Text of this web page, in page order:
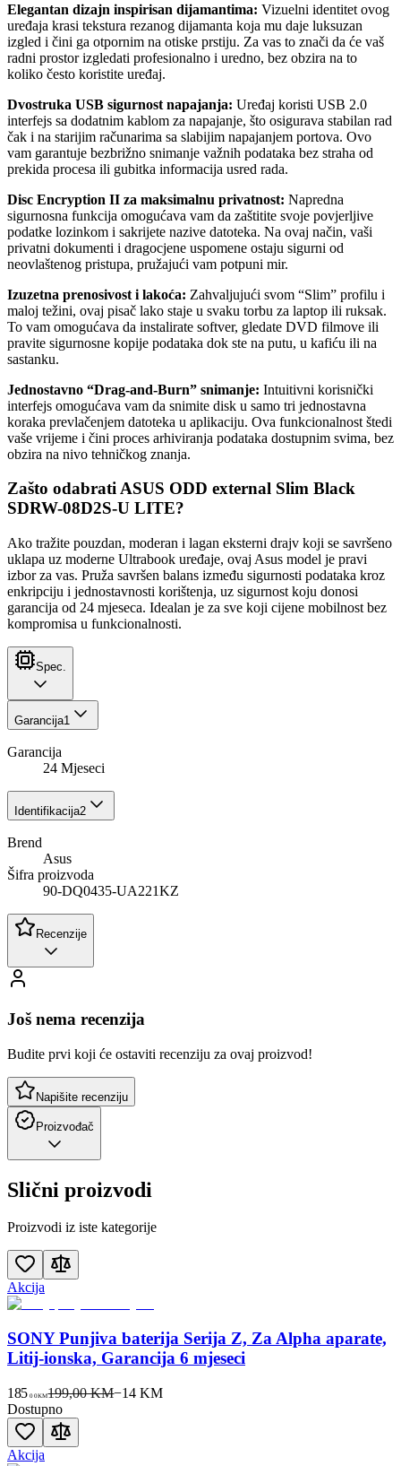
Elegantan dizajn inspirisan dijamantima: Vizuelni identitet ovog
uređaja krasi tekstura rezanog dijamanta koja mu daje luksuzan
izgled i čini ga otpornim na otiske prstiju. Za vas to znači da će vaš
radni prostor izgledati profesionalno i uredno, bez obzira na to
koliko često koristite uređaj.
Dvostruka USB sigurnost napajanja: Uređaj koristi USB 2.0
interfejs sa dodatnim kablom za napajanje, što osigurava stabilan rad
čak i na starijim računarima sa slabijim napajanjem portova. Ovo
vam garantuje bezbrižno snimanje važnih podataka bez straha od
prekida procesa ili gubitka informacija usred rada.
Disc Encryption II za maksimalnu privatnost: Napredna
sigurnosna funkcija omogućava vam da zaštitite svoje povjerljive
podatke lozinkom i sakrijete nazive datoteka. Na ovaj način, vaši
privatni dokumenti i dragocjene uspomene ostaju sigurni od
neovlaštenog pristupa, pružajući vam potpuni mir.
Izuzetna prenosivost i lakoća: Zahvaljujući svom “Slim” profilu i
maloj težini, ovaj pisač lako staje u svaku torbu za laptop ili ruksak.
To vam omogućava da instalirate softver, gledate DVD filmove ili
pravite sigurnosne kopije podataka dok ste na putu, u kafiću ili na
sastanku.
Jednostavno “Drag-and-Burn” snimanje: Intuitivni korisnički
interfejs omogućava vam da snimite disk u samo tri jednostavna
koraka prevlačenjem datoteka u aplikaciju. Ova funkcionalnost štedi
vaše vrijeme i čini proces arhiviranja podataka dostupnim svima, bez
obzira na nivo tehničkog znanja.
Zašto odabrati ASUS ODD external Slim Black
SDRW-08D2S-U LITE?
Ako tražite pouzdan, moderan i lagan eksterni drajv koji se savršeno
uklapa uz moderne Ultrabook uređaje, ovaj Asus model je pravi
izbor za vas. Pruža savršen balans između sigurnosti podataka kroz
enkripciju i jednostavnosti korištenja, uz sigurnost koju donosi
garancija od 24 mjeseca. Idealan je za sve koji cijene mobilnost bez
kompromisa u funkcionalnosti.
Spec.
Garancija1
Garancija
24 Mjeseci
Identifikacija2
Brend
Asus
Šifra proizvoda
90-DQ0435-UA221KZ
Recenzije
Još nema recenzija
Budite prvi koji će ostaviti recenziju za ovaj proizvod!
Napišite recenziju
Proizvođač
Slični proizvodi
Proizvodi iz iste kategorije
Akcija
SONY Punjiva baterija Serija Z, Za Alpha aparate,
Litij-ionska, Garancija 6 mjeseci
185 00KM199,00 KM−14 KM
Dostupno
Akcija